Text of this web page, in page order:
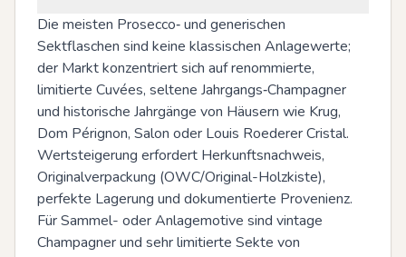
Die meisten Prosecco‑ und generischen
Sektflaschen sind keine klassischen Anlagewerte;
der Markt konzentriert sich auf renommierte,
limitierte Cuvées, seltene Jahrgangs‑Champagner
und historische Jahrgänge von Häusern wie Krug,
Dom Pérignon, Salon oder Louis Roederer Cristal.
Wertsteigerung erfordert Herkunftsnachweis,
Originalverpackung (OWC/Original-Holzkiste),
perfekte Lagerung und dokumentierte Provenienz.
Für Sammel- oder Anlagemotive sind vintage
Champagner und sehr limitierte Sekte von